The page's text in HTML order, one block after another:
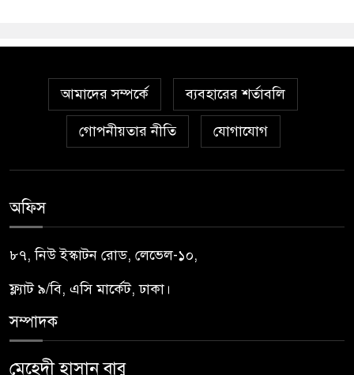
আমাদের সম্পর্কে ব্যবহারের শর্তাবলি
গোপনীয়তার নীতি যোগাযোগ
অফিস
৮৭, নিউ ইস্কাটন রোড, লেভেল-১০,
ফ্ল্যাট ৯/বি, এসি মার্কেট, ঢাকা।
সম্পাদক
মেহেদী হাসান বাবু